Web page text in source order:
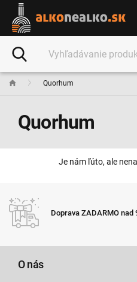
Quorhum
Quorhum
Je nám ľúto, ale
Doprava ZADARMO nad
O nás